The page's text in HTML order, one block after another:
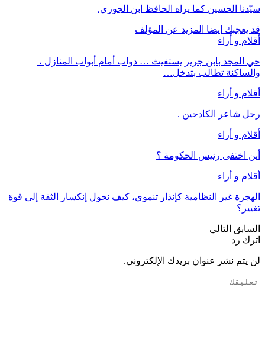
سيّدنا الحسين كما يراه الحافظ ابن الجوزي.
قد يعجبك ايضا المزيد عن المؤلف
أقلام و أراء
حي المجد بابن جرير يستغيث … دواب أمام أبواب المنازل ،
والساكنة تطالب بتدخل…
أقلام و أراء
رحل شاعر الكادحين .
أقلام و أراء
أين اختفى رئيس الحكومة ؟
أقلام و أراء
الهجرة غير النظامية كإنذار تنموي، كيف نحول إنكسار الثقة إلى قوة
تغيير؟
السابق التالي
اترك رد
لن يتم نشر عنوان بريدك الإلكتروني.